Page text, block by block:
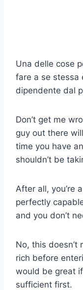
Una delle cose
fare a se stessa
dipendente dal
Don’t get me
guy out there
time you have
shouldn’t be
After all, you’re
perfectly
and you don’t
No, this
rich before
would be great
sufficient first.